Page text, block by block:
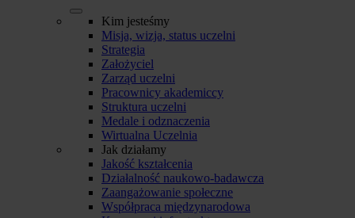
Kim jesteśmy
Misja, wizja, status uczelni
Strategia
Założyciel
Zarząd uczelni
Pracownicy akademiccy
Struktura uczelni
Medale i odznaczenia
Wirtualna Uczelnia
Jak działamy
Jakość kształcenia
Działalność naukowo-badawcza
Zaangażowanie społeczne
Współpraca międzynarodowa